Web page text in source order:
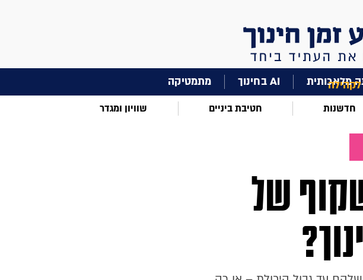
מלאכותית AI בחינוך מתמטיקה
חדשנות חטיבת ביניים שוויון ומגדר
של